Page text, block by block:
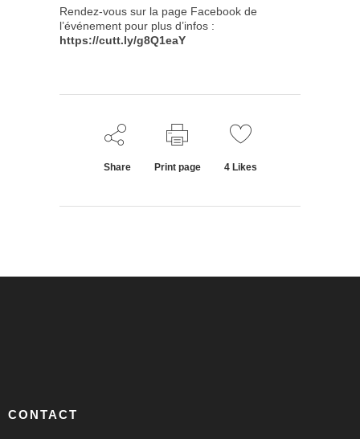
Rendez-vous sur la page Facebook de
l’événement pour plus d’infos :
https://cutt.ly/g8Q1eaY
Share Print page 4Likes
CONTACT